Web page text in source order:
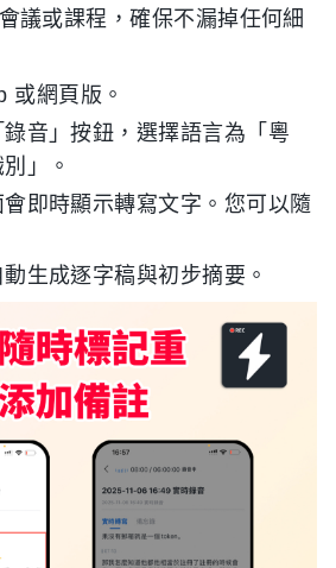
議或課程，確保不漏掉任何細
或網頁版。
音」按鈕，選擇語言為「粵
」。
即時顯示轉寫文字。您可以隨
生成逐字稿與初步摘要。